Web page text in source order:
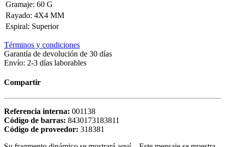
Gramaje: 60 G
Rayado: 4X4 MM
Espiral: Superior
Términos y condiciones
Garantía de devolución de 30 días
Envío: 2-3 días laborables
Compartir
Referencia interna: 001138
Código de barras: 8430173183811
Código de proveedor: 318381